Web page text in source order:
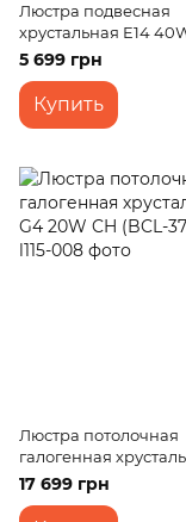
Люстра подвесная
хрустальная E14
(BCL-373S/5)
5 699 грн
Купить
Люстра потолочная
галогенная
20W CH (BCL-376C/13)
17 699 грн